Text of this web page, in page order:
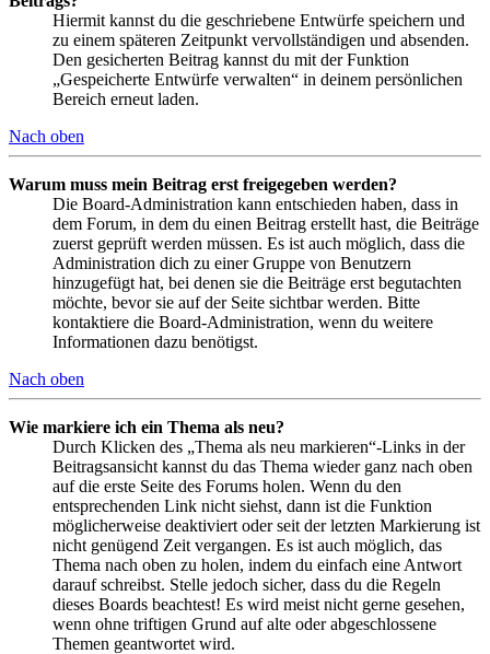
Hiermit kannst du die geschriebene Entwürfe speichern und
zu einem späteren Zeitpunkt vervollständigen und absenden.
Den gesicherten Beitrag kannst du mit der Funktion
„Gespeicherte Entwürfe verwalten“ in deinem persönlichen
Bereich erneut laden.
Nach oben
Warum muss mein Beitrag erst freigegeben werden?
Die Board-Administration kann entschieden haben, dass in
dem Forum, in dem du einen Beitrag erstellt hast, die Beiträge
zuerst geprüft werden müssen. Es ist auch möglich, dass die
Administration dich zu einer Gruppe von Benutzern
hinzugefügt hat, bei denen sie die Beiträge erst begutachten
möchte, bevor sie auf der Seite sichtbar werden. Bitte
kontaktiere die Board-Administration, wenn du weitere
Informationen dazu benötigst.
Nach oben
Wie markiere ich ein Thema als neu?
Durch Klicken des „Thema als neu markieren“-Links in der
Beitragsansicht kannst du das Thema wieder ganz nach oben
auf die erste Seite des Forums holen. Wenn du den
entsprechenden Link nicht siehst, dann ist die Funktion
möglicherweise deaktiviert oder seit der letzten Markierung ist
nicht genügend Zeit vergangen. Es ist auch möglich, das
Thema nach oben zu holen, indem du einfach eine Antwort
darauf schreibst. Stelle jedoch sicher, dass du die Regeln
dieses Boards beachtest! Es wird meist nicht gerne gesehen,
wenn ohne triftigen Grund auf alte oder abgeschlossene
Themen geantwortet wird.